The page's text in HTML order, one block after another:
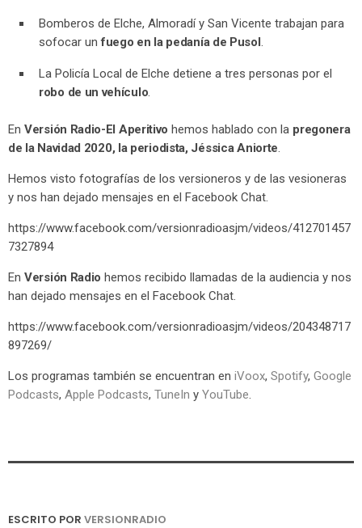
Bomberos de Elche, Almoradí y San Vicente trabajan para
sofocar unfuego en la pedanía de Pusol
La Policía Local de Elche detiene a tres personas por el
robo de un vehículo
En Versión Radio-El Aperitivo hemos hablado con la pregonera
de la Navidad 2020, la periodista, Jéssica Aniorte
Hemos visto fotografías de los versioneros y de las vesioneras
y nos han dejado mensajes en el Facebook Chat.
https://www.facebook.com/versionradioasjm/videos/412701457
7327894
En Versión Radio hemos recibido llamadas de la audiencia y nos
han dejado mensajes en el Facebook Chat.
https://www.facebook.com/versionradioasjm/videos/204348717
897269/
Los programas también se encuentran en iVoox, Spotify, Google
Podcasts, Apple Podcasts, TuneIn y YouTube
ESCRITO POR VERSIONRADIO